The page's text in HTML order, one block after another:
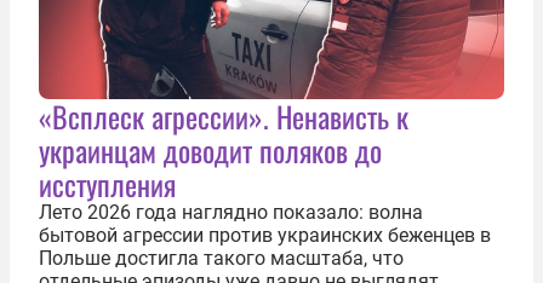
«Всплеск агрессии». Ненависть к
украинцам доводит поляков до
исступления
Лето 2026 года наглядно показало: волна
бытовой агрессии против украинских беженцев в
Польше достигла такого масштаба, что